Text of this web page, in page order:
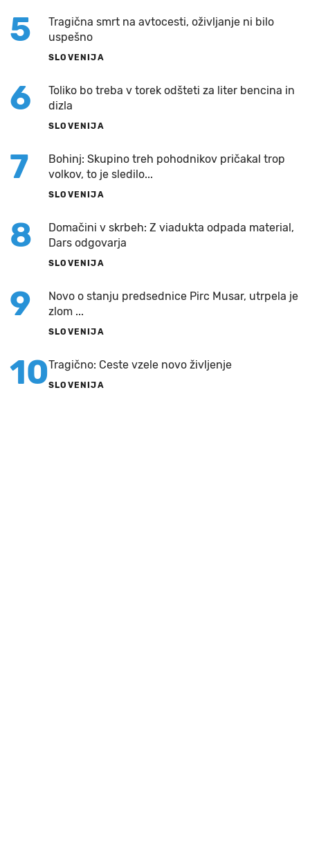
5
Tragična smrt na avtocesti, oživljanje ni bilo
uspešno
SLOVENIJA
6
Toliko bo treba v torek odšteti za liter bencina in
dizla
SLOVENIJA
7
Bohinj: Skupino treh pohodnikov pričakal trop
volkov, to je sledilo...
SLOVENIJA
8
Domačini v skrbeh: Z viadukta odpada material,
Dars odgovarja
SLOVENIJA
9
Novo o stanju predsednice Pirc Musar, utrpela je
zlom ...
SLOVENIJA
10Tragično: Ceste vzele novo življenje
SLOVENIJA